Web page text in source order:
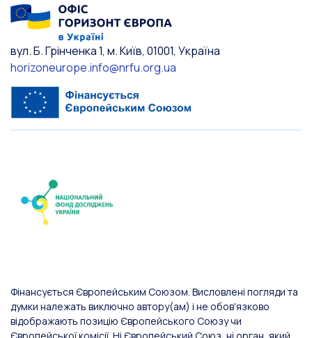
вул. Б. Грінченка 1, м. Київ, 01001, Україна
horizoneurope.info@nrfu.org.ua
Фінансується Європейським Союзом. Висловлені погляди та
думки належать виключно автору(ам) і не обов'язково
відображають позицію Європейського Союзу чи
Європейської комісії. Ні Європейський Союз, ні орган, який